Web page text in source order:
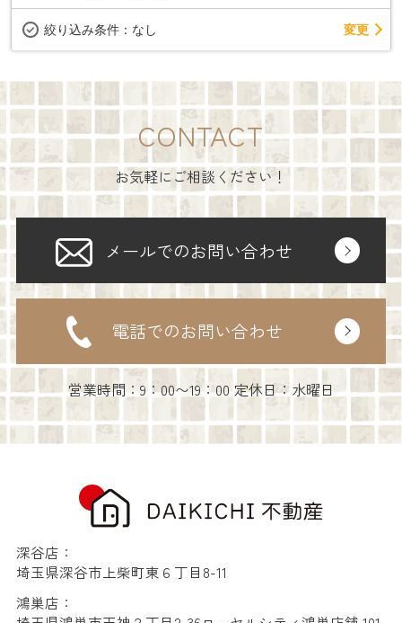
絞り込み条件： なし 変更
CONTACT
お気軽にご相談ください！
メールでのお問い合わせ
電話でのお問い合わせ
営業時間：9：00〜19：00 定休日：水曜日
深谷店：
埼玉県深谷市上柴町東６丁目8-11
鴻巣店：